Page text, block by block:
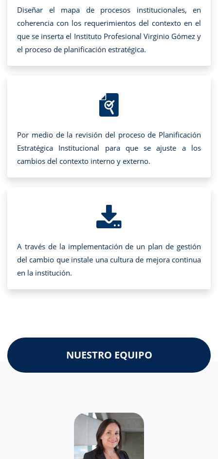
Diseñar el mapa de procesos institucionales, en
coherencia con los requerimientos del contexto en el
que se inserta el Instituto Profesional Virginio Gómez y
el proceso de planificación estratégica.
Por medio de la revisión del proceso de Planificación
Estratégica Institucional para que se ajuste a los
cambios del contexto interno y externo.
A través de la implementación de un plan de gestión
del cambio que instale una cultura de mejora continua
en la institución.
NUESTRO EQUIPO